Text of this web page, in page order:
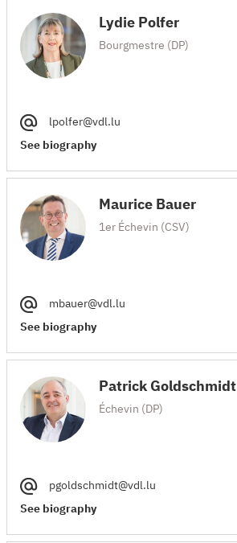
Lydie Polfer
Bourgmestre (DP)
lpolfer@vdl.lu
See biography
Maurice Bauer
1er Échevin (CSV)
mbauer@vdl.lu
See biography
Patrick Goldschmidt
Échevin (DP)
pgoldschmidt@vdl.lu
See biography